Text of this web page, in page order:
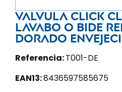
Valvula click
lavabo o bide
dorado
Referencia:T001-DE
EAN13:8436597585675